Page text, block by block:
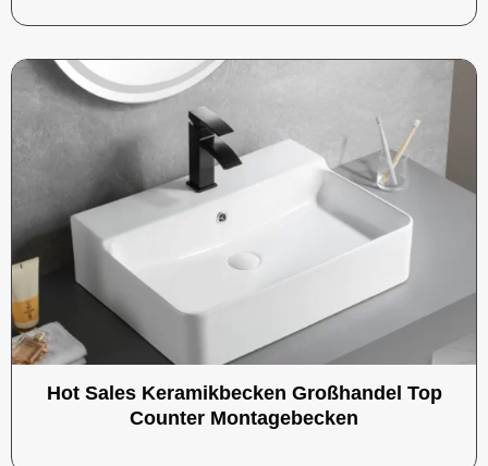
Hot Sales Keramikbecken Großhandel Top
Counter Montagebecken